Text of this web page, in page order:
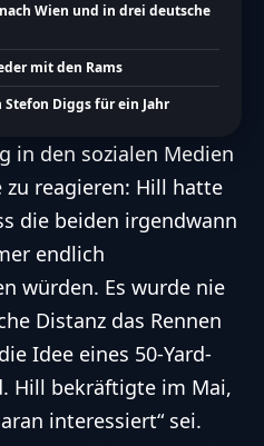
Wien und in drei deutsche
mit den Rams
Diggs für ein Jahr
in den sozialen Medien
zu reagieren: Hill hatte
die beiden irgendwann
endlich
würden. Es wurde nie
Distanz das Rennen
Idee eines 50-Yard-
Hill bekräftigte im Mai,
interessiert“ sei.